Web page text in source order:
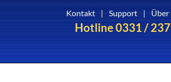
Hotline 0331 /
Kontakt | Support | Über